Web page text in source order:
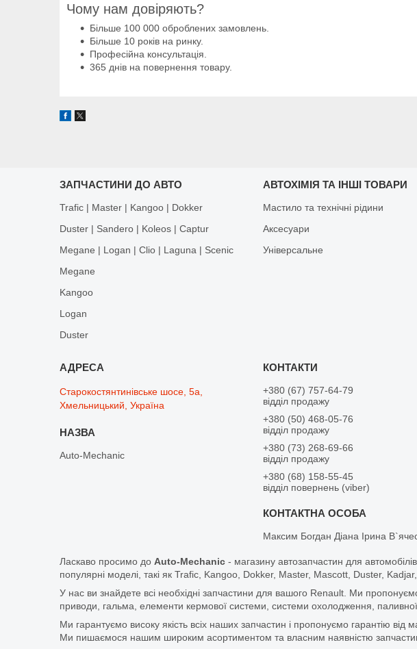
Чому нам довіряють?
Більше 100 000 оброблених замовлень.
Більше 10 років на ринку.
Професійна консультація.
365 днів на повернення товару.
ЗАПЧАСТИНИ ДО АВТО
Trafic | Master | Kangoo | Dokker
Duster | Sandero | Koleos | Captur
Megane | Logan | Clio | Laguna | Scenic
Megane
Kangoo
Logan
Duster
АВТОХІМІЯ ТА ІНШІ ТОВАРИ
Мастило та технічні рідини
Аксесуари
Універсальне
Старокостянтинівське шосе, 5а,
Хмельницький, Україна
Auto-Mechanic
+380 (67) 757-64-79
відділ продажу
+380 (50) 468-05-76
відділ продажу
+380 (73) 268-69-66
відділ продажу
+380 (68) 158-55-45
відділ повернень (viber)
Максим Богдан Діана Ірина
Ласкаво просимо до Auto-Mechanic - магазину автозапчастин для
популярні моделі, такі як Trafic, Kangoo, Dokker, Master, Mascott, Duster,
У нас ви знайдете всі необхідні запчастини для вашого Renault. Ми
приводи, гальма, елементи кермової системи, системи охолодження, паливної
Ми гарантуємо високу якість всіх наших запчастин і пропонуємо гарантію
Ми пишаємося нашим широким асортиментом та власним наявністю